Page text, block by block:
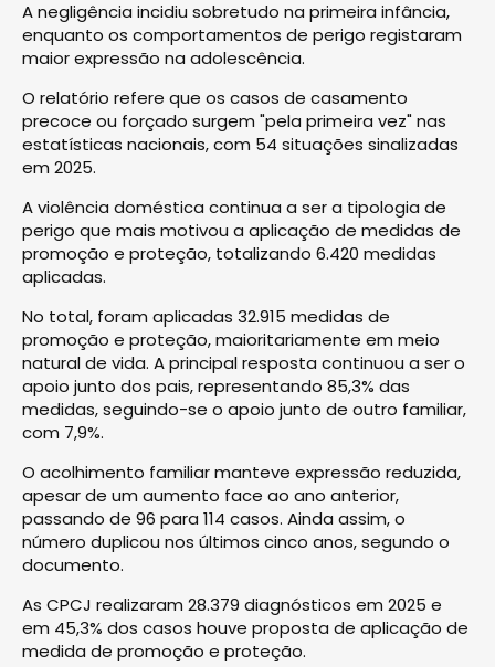
A negligência incidiu sobretudo na primeira infância,
enquanto os comportamentos de perigo registaram
maior expressão na adolescência.
O relatório refere que os casos de casamento
precoce ou forçado surgem "pela primeira vez" nas
estatísticas nacionais, com 54 situações sinalizadas
em 2025.
A violência doméstica continua a ser a tipologia de
perigo que mais motivou a aplicação de medidas de
promoção e proteção, totalizando 6.420 medidas
aplicadas.
No total, foram aplicadas 32.915 medidas de
promoção e proteção, maioritariamente em meio
natural de vida. A principal resposta continuou a ser o
apoio junto dos pais, representando 85,3% das
medidas, seguindo-se o apoio junto de outro familiar,
com 7,9%.
O acolhimento familiar manteve expressão reduzida,
apesar de um aumento face ao ano anterior,
passando de 96 para 114 casos. Ainda assim, o
número duplicou nos últimos cinco anos, segundo o
documento.
As CPCJ realizaram 28.379 diagnósticos em 2025 e
em 45,3% dos casos houve proposta de aplicação de
medida de promoção e proteção.